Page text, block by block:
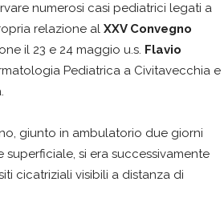
numerosi casi pediatrici legati a
relazione al XXV Convegno
il 23 e 24 maggio u.s. Flavio
Pediatrica a Civitavecchia e
giunto in ambulatorio due giorni
si era successivamente
cicatriziali visibili a distanza di